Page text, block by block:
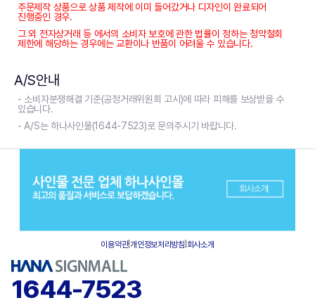
주문제작 상품으로 상품 제작에 이미 들어갔거나 디자인이 완료되어
진행중인 경우.
그 외 전자상거래 등 에서의 소비자 보호에 관한 법률이 정하는 청약철회
제한에 해당하는 경우에는 교환이나 반품이 어려울 수 있습니다.
A/S안내
- 소비자분쟁해결 기준(공정거래위원회 고시)에 따라 피해를 보상받을 수
있습니다.
- A/S는 하나사인몰(1644-7523)로 문의주시기 바랍니다.
이용약관|개인정보처리방침 회사소개
1644-7523